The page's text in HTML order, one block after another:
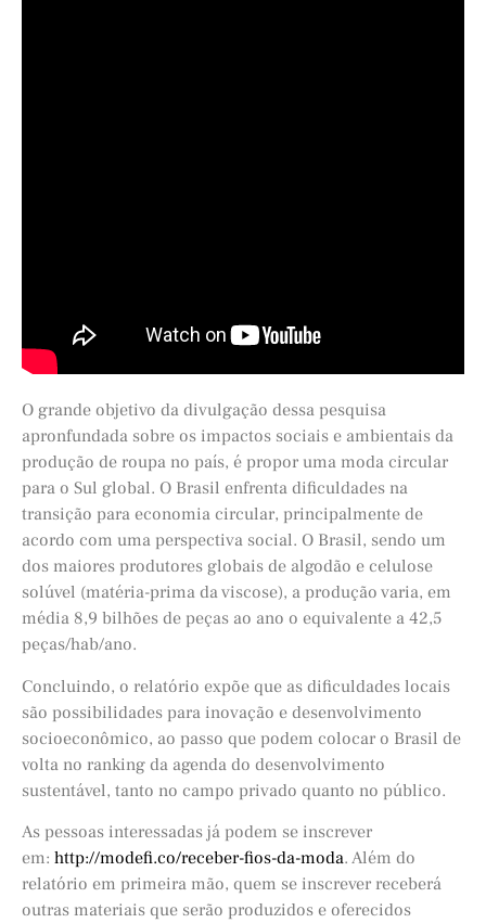
O grande objetivo da divulgação dessa pesquisa
apronfundada sobre os impactos sociais e ambientais da
produção de roupa no país, é propor uma moda circular
para o Sul global. O Brasil enfrenta dificuldades na
transição para economia circular, principalmente de
acordo com uma perspectiva social. O Brasil, sendo um
dos maiores produtores globais de algodão e celulose
solúvel (matéria-prima da viscose), a produção varia, em
média 8,9 bilhões de peças ao ano o equivalente a 42,5
peças/hab/ano.
Concluindo, o relatório expõe que as dificuldades locais
são possibilidades para inovação e desenvolvimento
socioeconômico, ao passo que podem colocar o Brasil de
volta no ranking da agenda do desenvolvimento
sustentável, tanto no campo privado quanto no público.
As pessoas interessadas já podem se inscrever
em: http://modefi.co/receber-fios-da-moda. Além do
relatório em primeira mão, quem se inscrever receberá
outras materiais que serão produzidos e oferecidos